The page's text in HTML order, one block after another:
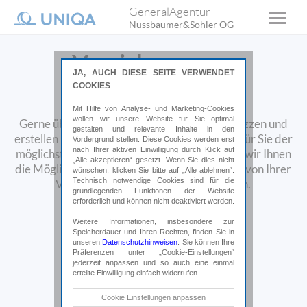
GeneralAgentur
Nussbaumer&Sohler OG
Versicherungen
überprüfen
Gerne überprüfen wir Ihre Versicherungspolizzen und
erstellen Ihnen ein Vergleichsangebot. Damit für Sie der
möglichst geringste Aufwand entsteht, bieten wir Ihnen
die Möglichkeit, Ihre aktuellen Polizzen direkt von Ihrer
Versicherung an uns schicken zu lassen.
JA, AUCH DIESE SEITE VERWENDET
COOKIES
Mit Hilfe von Analyse- und Marketing-Cookies
wollen wir unsere Website für Sie optimal
gestalten und relevante Inhalte in den
Vordergrund stellen. Diese Cookies werden erst
nach Ihrer aktiven Einwilligung durch Klick auf
„Alle akzeptieren“ gesetzt. Wenn Sie dies nicht
wünschen, klicken Sie bitte auf „Alle ablehnen“.
Technisch notwendige Cookies sind für die
grundlegenden Funktionen der Website
erforderlich und können nicht deaktiviert werden.
Weitere Informationen, insbesondere zur
Speicherdauer und Ihren Rechten, finden Sie in
unserenDatenschutzhinweisen . Sie können Ihre
Präferenzen unter „Cookie-Einstellungen“
jederzeit anpassen und so auch eine einmal
erteilte Einwilligung einfach widerrufen.
Technische Cookies
Cookie Einstellungen anpassen